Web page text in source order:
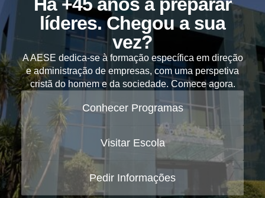
líderes. Chegou a sua
vez?
A AESE dedica-se à formação específica em direção
e administração de empresas, com uma perspetiva
cristã do homem e da sociedade. Comece agora.
Conhecer Programas
Visitar Escola
Pedir Informações